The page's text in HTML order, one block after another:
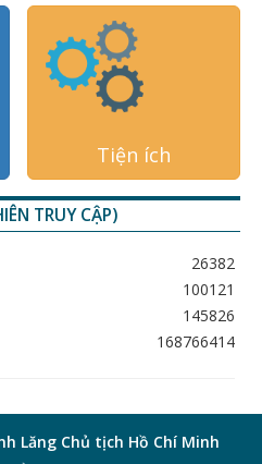
Tiện ích
TRUY CẬP)
26382
100121
145826
168766414
Lăng Chủ tịch Hồ Chí Minh